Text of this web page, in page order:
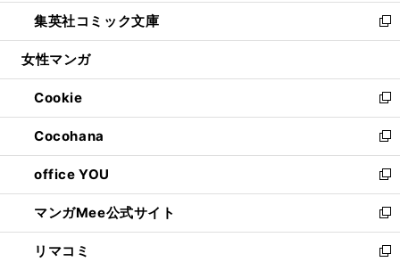
く
で
開
ン
ド
ウ
開
く
ウ
ィ
ン
ウ
で
開
く
し
い
ウ
ン
ド
ウ
で
開
く
集英社コミック文庫
新
し
ウ
ィ
ン
ド
ウ
で
開
く
女性マンガ
Cookie
新
し
い
ウ
ィ
ン
ド
ウ
で
Cocohana
新
し
い
ウ
ィ
ン
ド
office YOU
新
し
い
ウ
ィ
マンガMee公式サイト
新
し
い
リマコミ
新